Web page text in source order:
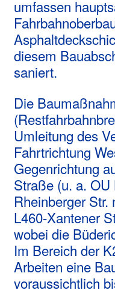
umfassen
diesem
saniert.
Die
Umleitung des
Fahrtrichtung
Gegenrichtung
Straße (u. a.
Rheinberger
L460-Xantener
wobei die
Im Bereich der
Arbeiten eine
voraussichtlich